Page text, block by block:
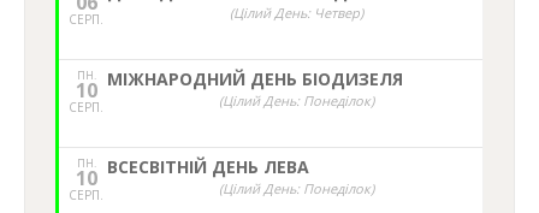
СЕРП. (Цілий День: Четвер)
ПН.
10
СЕРП.
МІЖНАРОДНИЙ ДЕНЬ БІОДИЗЕЛЯ
(Цілий День: Понеділок)
ПН.
10
СЕРП.
ВСЕСВІТНІЙ ДЕНЬ ЛЕВА
(Цілий День: Понеділок)